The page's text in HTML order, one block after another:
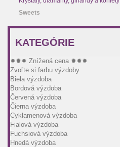
Sweets
KATEGÓRIE
✹✹✹ Znížená cena ✹✹✹
Zvoľte si farbu výzdoby
Biela výzdoba
Bordová výzdoba
Červená výzdoba
Čierna výzdoba
Cyklamenová výzdoba
Fialová výzdoba
Fuchsiová výzdoba
Hnedá výzdoba